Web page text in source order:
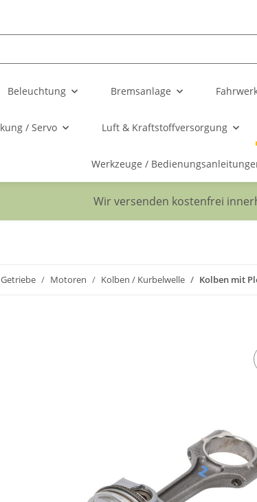
Beleuchtung Bremsanlage
/ Servo Luft & Kraftstoffversorgung
Werkzeuge /
Wir versenden kostenfrei
Motoren Kolben / Kurbelwelle Kolben mit